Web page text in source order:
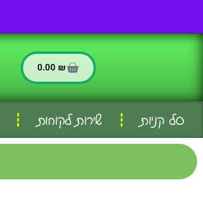
0.00 ₪
שירות לקוחות סל קניות